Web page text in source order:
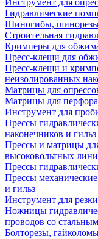
Инструмент для
Гидравлические
Шиногибы,
Строительная
Кримперы для
Пресс-клещи для
Пресс-клещи и
неизолированных
Матрицы для
Матрицы для
Инструмент для
Прессы
наконечников и гильз
Прессы и матрицы
высоковольтных
Прессы
Прессы
и гильз
Инструмент для
Ножницы
проводов со
Болторезы,